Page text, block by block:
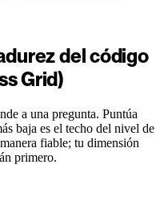
del código
Grid)
a una pregunta. Puntúa
baja es el techo del nivel de
fiable; tu dimensión
primero.